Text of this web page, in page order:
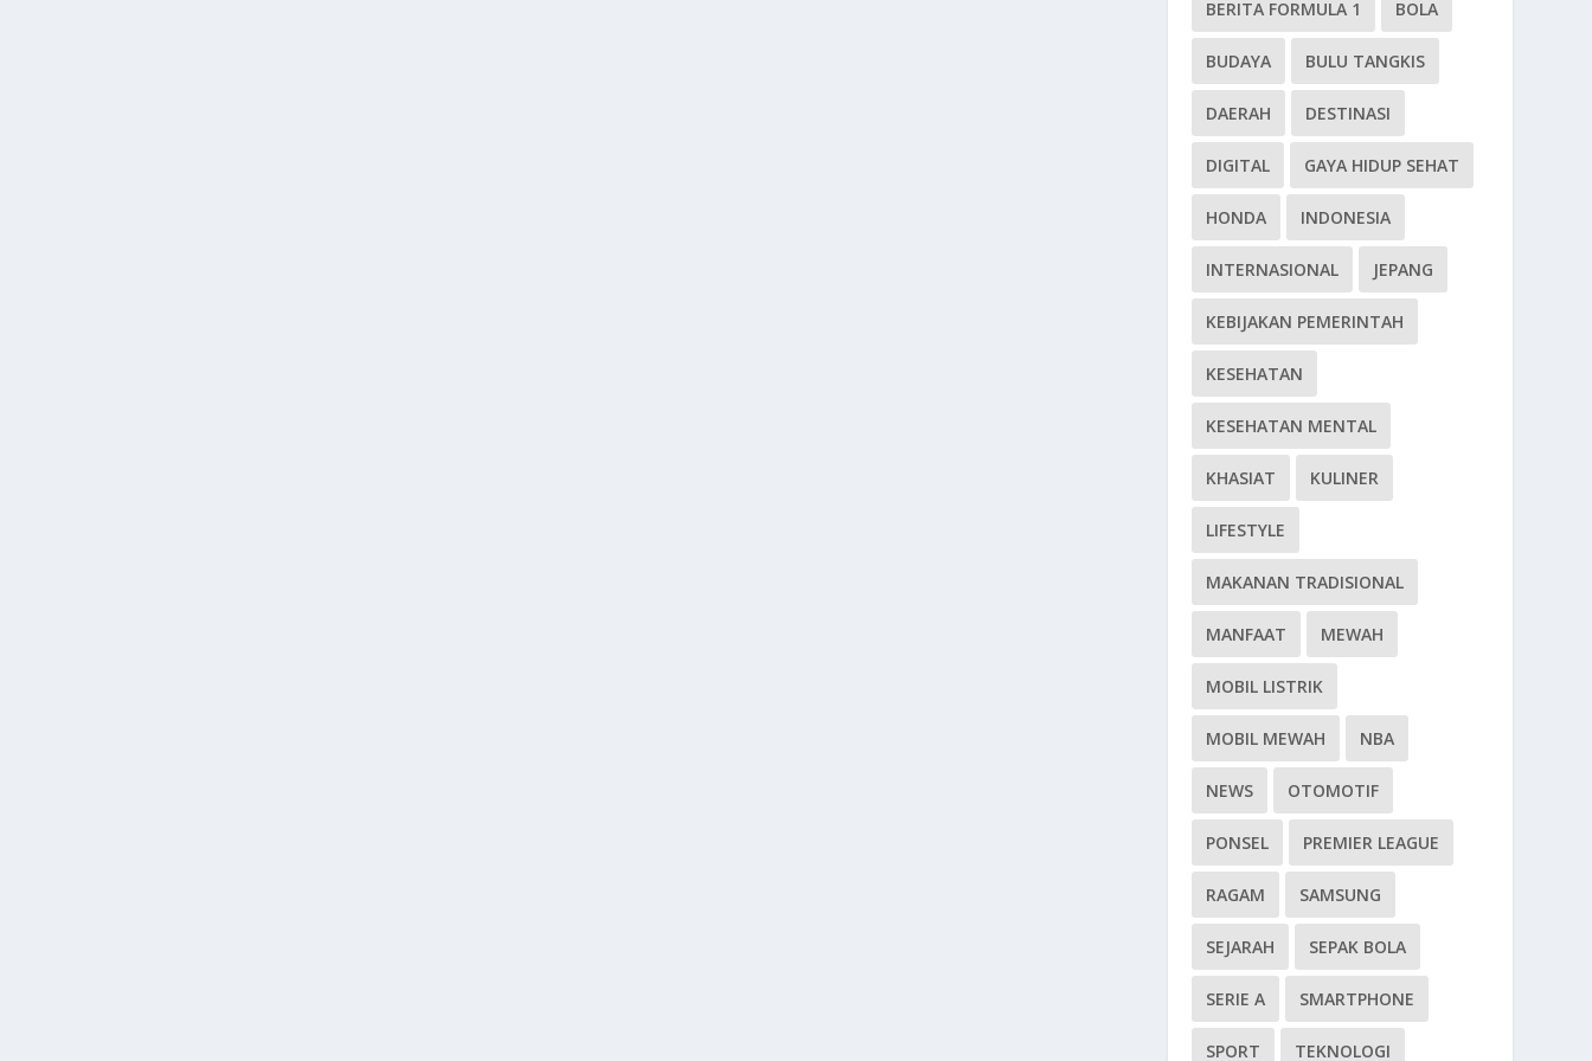
BERITA FORMULA 1 BOLA
BUDAYA BULU TANGKIS
DAERAH DESTINASI
DIGITAL GAYA HIDUP SEHAT
HONDA INDONESIA
INTERNASIONAL JEPANG
KEBIJAKAN PEMERINTAH
KESEHATAN
KESEHATAN MENTAL
KHASIAT KULINER
LIFESTYLE
MAKANAN TRADISIONAL
MANFAAT MEWAH
MOBIL LISTRIK
MOBIL MEWAH NBA
NEWS OTOMOTIF
PONSEL PREMIER LEAGUE
RAGAM SAMSUNG
SEJARAH SEPAK BOLA
SERIE A SMARTPHONE
SPORT TEKNOLOGI